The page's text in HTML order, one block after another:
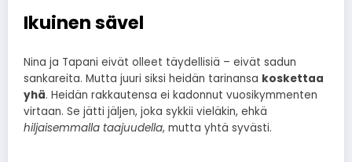
Ikuinen sävel
Nina ja Tapani eivät olleet täydellisiä – eivät sadun
sankareita. Mutta juuri siksi heidän tarinansa koskettaa
yhä. Heidän rakkautensa ei kadonnut vuosikymmenten
virtaan. Se jätti jäljen, joka sykkii vieläkin, ehkä
hiljaisemmalla taajuudella, mutta yhtä syvästi.